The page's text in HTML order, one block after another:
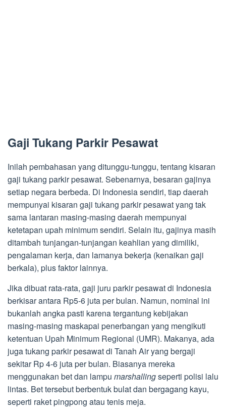
Gaji Tukang Parkir Pesawat
Inilah pembahasan yang ditunggu-tunggu, tentang kisaran
gaji tukang parkir pesawat. Sebenarnya, besaran gajinya
setiap negara berbeda. Di Indonesia sendiri, tiap daerah
mempunyai kisaran gaji tukang parkir pesawat yang tak
sama lantaran masing-masing daerah mempunyai
ketetapan upah minimum sendiri. Selain itu, gajinya masih
ditambah tunjangan-tunjangan keahlian yang dimiliki,
pengalaman kerja, dan lamanya bekerja (kenaikan gaji
berkala), plus faktor lainnya.
Jika dibuat rata-rata, gaji juru parkir pesawat di Indonesia
berkisar antara Rp5-6 juta per bulan. Namun, nominal ini
bukanlah angka pasti karena tergantung kebijakan
masing-masing maskapai penerbangan yang mengikuti
ketentuan Upah Minimum Regional (UMR). Makanya, ada
juga tukang parkir pesawat di Tanah Air yang bergaji
sekitar Rp 4-6 juta per bulan. Biasanya mereka
menggunakan bet dan lampu marshallingseperti polisi lalu
lintas. Bet tersebut berbentuk bulat dan bergagang kayu,
seperti raket pingpong atau tenis meja.